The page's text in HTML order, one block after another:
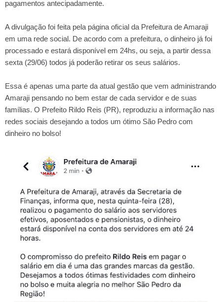
pagamentos antecipadamente.
A divulgação foi feita pela página oficial da Prefeitura de Amaraji
em uma rede social. De acordo com a prefeitura, o dinheiro já foi
processado e estará disponível em 24hs, ou seja, a partir dessa
sexta (29/06) todos já poderão retirar os seus salários.
Essa é apenas uma parte da atual gestão que vem administrando
Amaraji pensando no bem estar de cada servidor e de suas
famílias. O Prefeito Rildo Reis (PR), reproduziu a informação nas
redes sociais desejando a todos um ótimo São Pedro com
dinheiro no bolso!